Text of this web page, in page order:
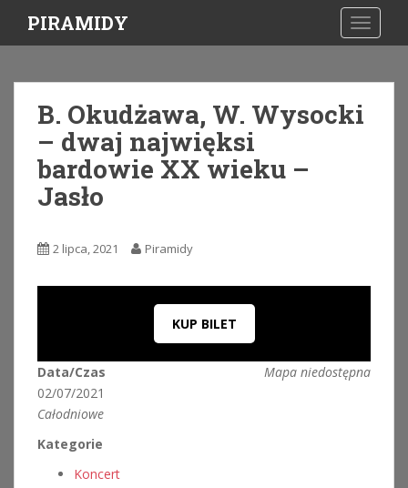
i
PIRAMIDY
B. Okudżawa, W. Wysocki
– dwaj najwięksi
bardowie XX wieku –
Jasło
2 lipca, 2021 Piramidy
KUP BILET
Mapa niedostępna
Data/Czas
02/07/2021
Całodniowe
Kategorie
Koncert